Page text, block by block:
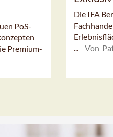
PoS-
Premium-
Die IFA
...
Von